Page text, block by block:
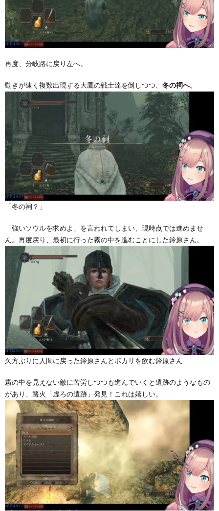
再度、分岐路に戻り左へ。
動きが速く複数出現する大鷹の戦士達を倒しつつ、 冬の祠へ。
「冬の祠？」
「強いソウルを求めよ」を言われてしまい、現時点では進めませ
ん。再度戻り、最初に行った霧の中を進むことにした鈴原さん。
久方ぶりに人間に戻った鈴原さんとポカリを飲む鈴原さん
霧の中を見えない敵に苦労しつつも進んでいくと遺跡のようなもの
があり、篝火「虚ろの遺跡」発見！これは嬉しい。